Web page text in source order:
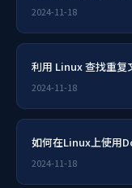
2024-11-18
利用 Linux 查找重复
2024-11-18
如何在Linux上使用
2024-11-18